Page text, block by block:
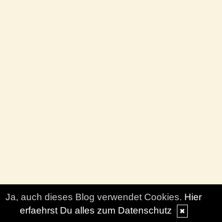
Ja, auch dieses Blog verwendet Cookies. Hier
erfaehrst Du alles zum Datenschutz
✖